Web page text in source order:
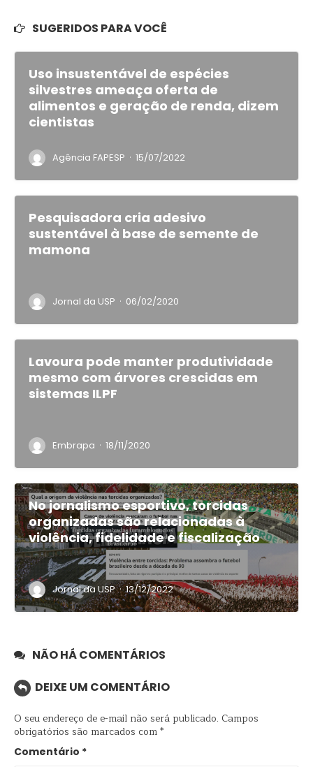
SUGERIDOS PARA VOCÊ
Uso insustentável de espécies
silvestres ameaça oferta de
alimentos e geração de renda, dizem
cientistas
Agência FAPESP · 15/07/2022
Pesquisadora cria adesivo
sustentável à base de semente de
mamona
Jornal da USP · 06/02/2020
Lavoura pode manter produtividade
mesmo com árvores crescidas em
sistemas ILPF
Embrapa · 18/11/2020
No jornalismo esportivo, torcidas
organizadas são relacionadas à
violência, fidelidade e fiscalização
Jornal da USP · 13/12/2022
NÃO HÁ COMENTÁRIOS
DEIXE UM COMENTÁRIO
O seu endereço de e-mail não será publicado. Campos
obrigatórios são marcados com*
Comentário *